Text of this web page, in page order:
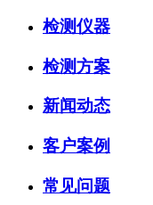
检测仪器
检测方案
新闻动态
客户案例
常见问题